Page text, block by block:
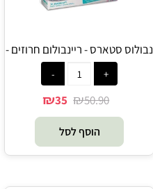
נבולוס סטארס - ריינבולום חרוזים -
Nebulous Star
₪50.90
₪35
הוסף לסל